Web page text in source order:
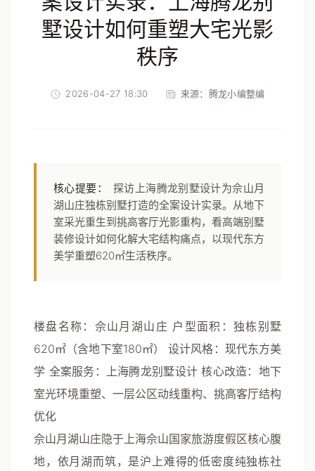
墅设计如何重塑大宅光影
秩序
2026-04-27 18:30 来源： 腾龙小编整编
核心提要：
探访上海腾龙别墅设计为佘山月
湖山庄独栋别墅打造的全案设计实录。从地下
室采光重生到挑高客厅光影重构，看高端别墅
装修设计如何化解大宅结构痛点，以现代东方
美学重塑620㎡生活秩序。
楼盘名称 ：佘山月湖山庄 户型面积 ：独栋别墅
620㎡（含地下室180㎡）设计风格 ：现代东方美
学 全案服务 ：上海腾龙别墅设计核心改造：地下
室光环境重塑、一层公区动线重构、挑高客厅结构
优化
佘山月湖山庄隐于上海佘山国家旅游度假区核心腹
地，依月湖而筑，是沪上难得的低密度纯独栋社
立即预约